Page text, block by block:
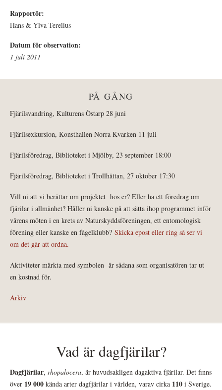
Rapportör:
Hans & Ylva Terelius
Datum för observation:
1 juli 2011
PÅ GÅNG
Fjärilsvandring, Kulturens Östarp 28 juni
Fjärilsexkursion, Konsthallen Norra Kvarken 11 juli
Fjärilsföredrag, Biblioteket i Mjölby, 23 september 18:00
Fjärilsföredrag, Biblioteket i Trollhättan, 27 oktober 17:30
Vill ni att vi berättar om projektet hos er? Eller ha ett föredrag om
fjärilar i allmänhet? Håller ni kanske på att sätta ihop programmet inför
vårens möten i en krets av Naturskyddsföreningen, ett entomologisk
förening eller kanske en fågelklubb? Skicka epost eller ring så ser vi
om det går att ordna.
Aktiviteter märkta med symbolen är sådana som organisatören tar ut
en kostnad för.
Arkiv
Vad är dagfjärilar?
Dagfjärilar, rhopalocera, är huvudsakligen dagaktiva fjärilar. Det finns
över 19 000 kända arter dagfjärilar i världen, varav cirka 110 i Sverige.